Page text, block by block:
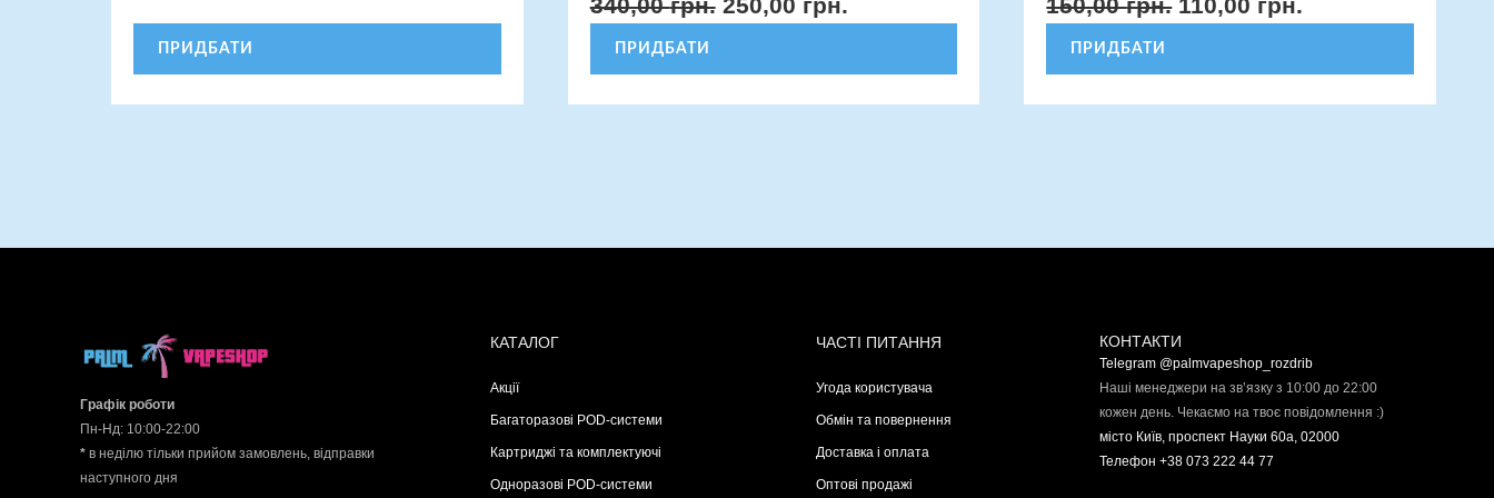
ПРИДБАТИ ПРИДБАТИ ПРИДБАТИ
Графік роботи
Пн-Нд: 10:00-22:00
* в неділю тільки прийом замовлень, відправки
наступного дня
КАТАЛОГ
Акції
Багаторазові POD-системи
Картриджі та комплектуючі
Одноразові POD-системи
ЧАСТІ ПИТАННЯ
Угода користувача
Обмін та повернення
Доставка і оплата
Оптові продажі
КОНТАКТИ
Telegram @palmvapeshop_rozdrib
Наші менеджери на зв’язку з 10:00 до 22:00
кожен день. Чекаємо на твоє повідомлення :)
місто Київ, проспект Науки 60а, 02000
Телефон +38 073 222 44 77